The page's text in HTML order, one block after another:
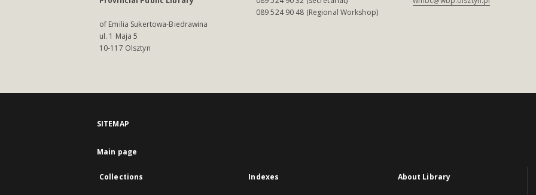
of Emilia Sukertowa-Biedrawina
ul. 1 Maja 5
10-117 Olsztyn
089 524 90 48 (Regional Workshop)
SITEMAP
Main page
Collections Indexes About Library